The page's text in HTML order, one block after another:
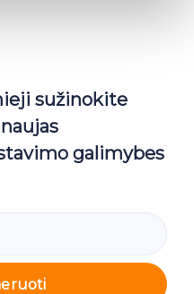
data is processed
functionality, analyse
page content and
policy
sužinokite
galimybes